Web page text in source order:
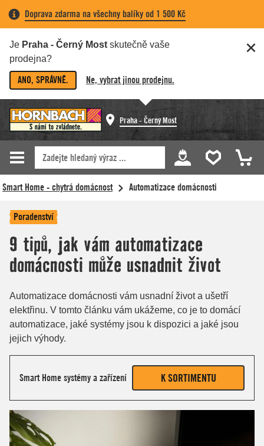
Doprava zdarma na všechny balíky od 1 500 Kč
Je Praha - Černý Most skutečně vaše
prodejna?
ANO, SPRÁVNĚ. Ne, vybrat jinou prodejnu.
Praha - Černý Most